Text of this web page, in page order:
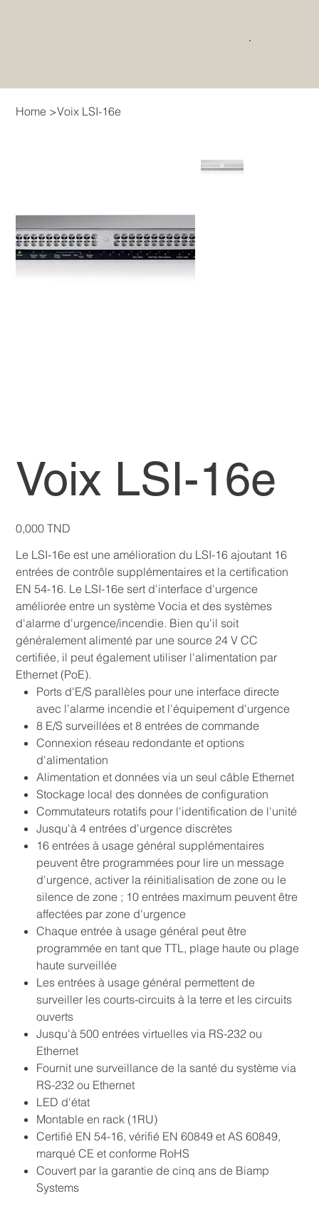
Home >Voix LSI-16e
Voix LSI-16e
Prix
0,000 TND
Le LSI-16e est une amélioration du LSI-16 ajoutant 16
entrées de contrôle supplémentaires et la certification
EN 54-16. Le LSI-16e sert d'interface d'urgence
améliorée entre un système Vocia et des systèmes
d'alarme d'urgence/incendie. Bien qu'il soit
généralement alimenté par une source 24 V CC
certifiée, il peut également utiliser l'alimentation par
Ethernet (PoE).
Ports d'E/S parallèles pour une interface directe
avec l'alarme incendie et l'équipement d'urgence
8 E/S surveillées et 8 entrées de commande
Connexion réseau redondante et options
d'alimentation
Alimentation et données via un seul câble Ethernet
Stockage local des données de configuration
Commutateurs rotatifs pour l'identification de l'unité
Jusqu'à 4 entrées d'urgence discrètes
16 entrées à usage général supplémentaires
peuvent être programmées pour lire un message
d'urgence, activer la réinitialisation de zone ou le
silence de zone ; 10 entrées maximum peuvent être
affectées par zone d'urgence
Chaque entrée à usage général peut être
programmée en tant que TTL, plage haute ou plage
haute surveillée
Les entrées à usage général permettent de
surveiller les courts-circuits à la terre et les circuits
ouverts
Jusqu'à 500 entrées virtuelles via RS-232 ou
Ethernet
Fournit une surveillance de la santé du système via
RS-232 ou Ethernet
LED d'état
Montable en rack (1RU)
Certifié EN 54-16, vérifié EN 60849 et AS 60849,
marqué CE et conforme RoHS
Couvert par la garantie de cinq ans de Biamp
Systems